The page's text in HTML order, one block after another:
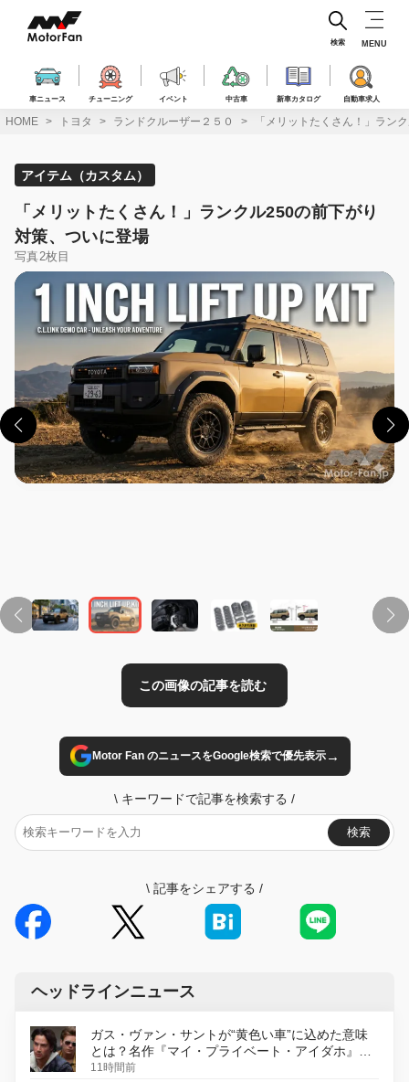
ス
車ニュース チューニング イベント 中古車 新車カタログ 自動車求人
検索 MENU
HOME トヨタ ランドクルーザー２５０ 「メリットたくさん！」ラン
アイテム（カスタム）
「メリットたくさん！」ランクル250の前下がり
対策、ついに登場
写真2枚目
Motor Fan のニュースをGoogle検索で優先表示→
\ キーワードで記事を検索する /
検索
\ 記事をシェアする /
ヘッドラインニュース
ガス・ヴァン・サントが“黄色い車”に込めた意味
とは？名作『マイ・プライベート・アイダホ』が
初のデジタルリマスター版で復活
11時間前